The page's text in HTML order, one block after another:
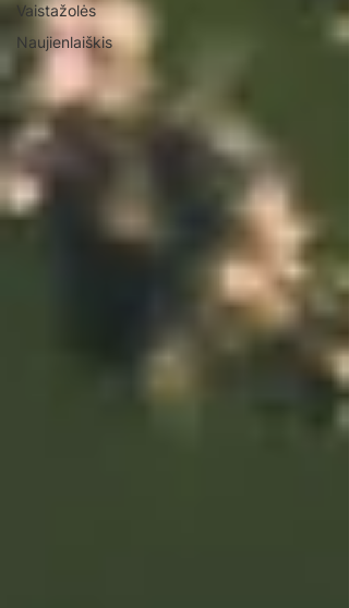
Vaistažolės
Naujienlaiškis